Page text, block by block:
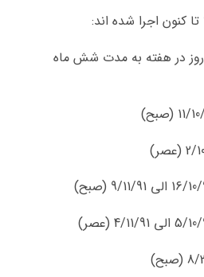
دوره AVR با زمان برگزاری 1 روز در هفته به مدت شش ماه